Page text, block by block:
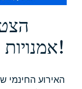
אמנויות הנוער השנתי ה-37!
האירוע החינמי